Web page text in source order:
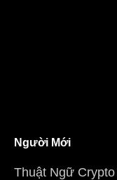
Người Mới
Thuật Ngữ Crypto